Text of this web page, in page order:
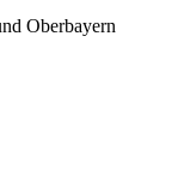
Oberbayern